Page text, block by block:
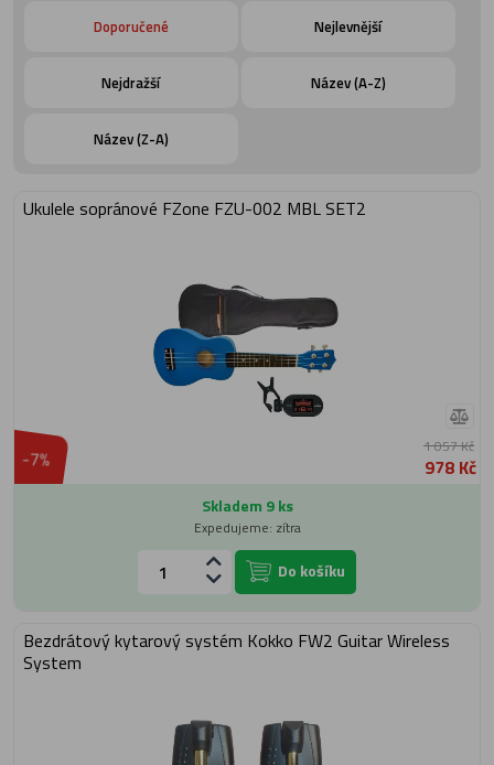
Doporučené Nejlevnější
Nejdražší Název (A-Z)
Název (Z-A)
Ukulele sopránové FZone FZU-002 MBL SET2
-7% 1 057 Kč
978 Kč
Skladem 9 ks
Expedujeme: zítra
Do košíku
Bezdrátový kytarový systém Kokko FW2 Guitar Wireless
System